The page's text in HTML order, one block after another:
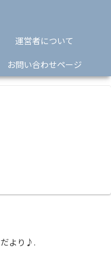
運営者について
お問い合わせページ
より♪.